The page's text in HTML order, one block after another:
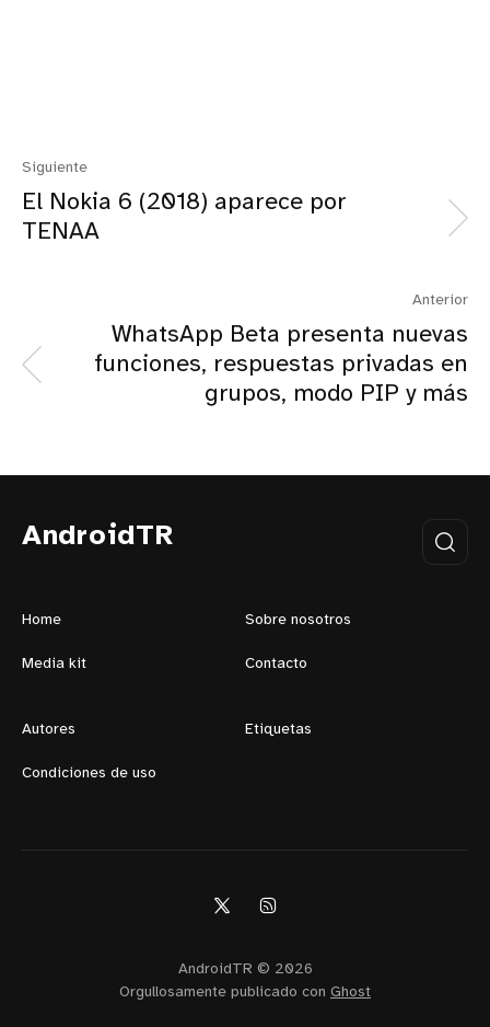
Siguiente
El Nokia 6 (2018) aparece por
TENAA
Anterior
WhatsApp Beta presenta nuevas
funciones, respuestas privadas en
grupos, modo PIP y más
AndroidTR
Home Sobre nosotros
Media kit Contacto
Autores Etiquetas
Condiciones de uso
AndroidTR © 2026
Orgullosamente publicado con Ghost